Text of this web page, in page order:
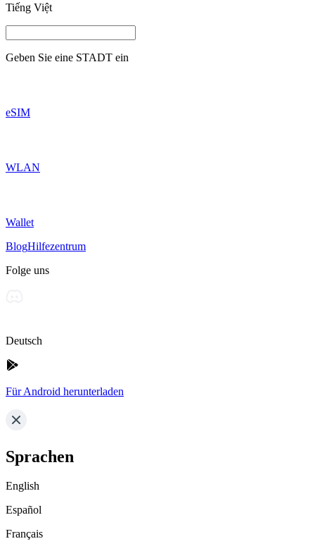
Tiếng Việt
Geben Sie eine STADT ein
eSIM
WLAN
Wallet
BlogHilfezentrum
Folge uns
Deutsch
Für Android herunterladen
Sprachen
English
Español
Français